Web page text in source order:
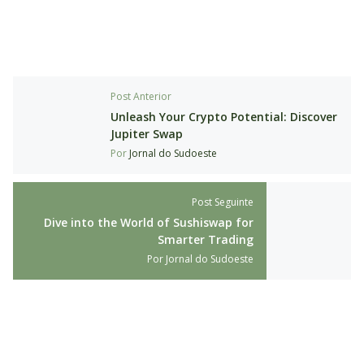
Post Anterior
Unleash Your Crypto Potential: Discover
Jupiter Swap
Por Jornal do Sudoeste
Post Seguinte
Dive into the World of Sushiswap for
Smarter Trading
Por Jornal do Sudoeste